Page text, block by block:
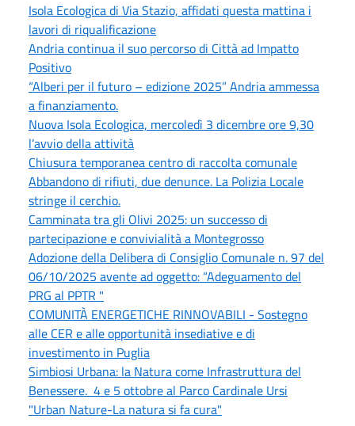
Isola Ecologica di Via Stazio, affidati questa mattina i
lavori di riqualificazione
Andria continua il suo percorso di Città ad Impatto
Positivo
“Alberi per il futuro – edizione 2025” Andria ammessa
a finanziamento.
Nuova Isola Ecologica, mercoledì 3 dicembre ore 9,30
l’avvio della attività
Chiusura temporanea centro di raccolta comunale
Abbandono di rifiuti, due denunce. La Polizia Locale
stringe il cerchio.
Camminata tra gli Olivi 2025: un successo di
partecipazione e convivialità a Montegrosso
Adozione della Delibera di Consiglio Comunale n. 97 del
06/10/2025 avente ad oggetto: “Adeguamento del
PRG al PPTR "
COMUNITÀ ENERGETICHE RINNOVABILI - Sostegno
alle CER e alle opportunità insediative e di
investimento in Puglia
Simbiosi Urbana: la Natura come Infrastruttura del
Benessere. 4 e 5 ottobre al Parco Cardinale Ursi
"Urban Nature-La natura si fa cura"